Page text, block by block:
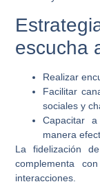
escucha
Realizar
Facilitar
sociales y
Capacitar
manera
La fidelización
complementa
interacciones.